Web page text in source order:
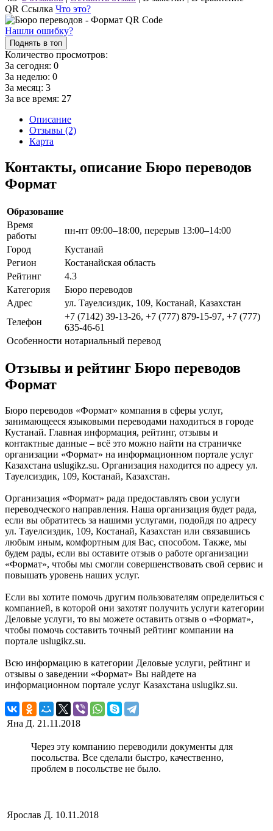
QR Ссылка Что это?
Нашли ошибку?
Поднять в топ
Количество просмотров:
За сегодня: 0
За неделю: 0
За месяц: 3
За все время: 27
Описание
Отзывы (2)
Карта
Контакты, описание Бюро переводов
Формат
Образование
Время
работы
пн-пт 09:00–18:00, перерыв 13:00–14:00
Город
Кустанай
Регион
Костанайская область
Рейтинг
4.3
Категория
Бюро переводов
Адрес
ул. Тауелсиздик, 109, Костанай, Казахстан
Телефон
+7 (7142) 39-13-26, +7 (777) 879-15-97, +7 (777)
635-46-61
Особенности нотариальный перевод
Отзывы и рейтинг Бюро переводов
Формат
Бюро переводов «Формат» компания в сферы услуг,
занимающееся языковыми переводами находиться в городе
Кустанай. Главная информация, рейтинг, отзывы и
контактные данные – всё это можно найти на страничке
организации «Формат» на информационном портале услуг
Казахстана uslugikz.su. Организация находится по адресу ул.
Тауелсиздик, 109, Костанай, Казахстан.
Организация «Формат» рада предоставлять свои услуги
переводческого направления. Наша организация будет рада,
если вы обратитесь за нашими услугами, подойдя по адресу
ул. Тауелсиздик, 109, Костанай, Казахстан или связавшись
любым иным, комфортным для Вас, способом. Также, мы
будем рады, если вы оставите отзыв о работе организации
«Формат», чтобы мы смогли совершенствовать свой сервис и
повышать уровень наших услуг.
Если вы хотите помочь другим пользователям определиться с
компанией, в которой они захотят получить услуги категории
Деловые услуги, то вы можете оставить отзыв о «Формат»,
чтобы помочь составить точный рейтинг компании на
портале uslugikz.su.
Всю информацию в категории Деловые услуги, рейтинг и
отзывы о заведении «Формат» Вы найдете на
информационном портале услуг Казахстана uslugikz.su.
Яна Д. 21.11.2018
Через эту компанию переводили документы для
посольства. Все сделали быстро, качественно,
проблем в посольстве не было.
Ярослав Д. 10.11.2018